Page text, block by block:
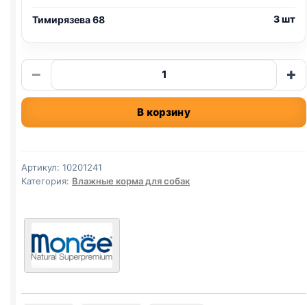
Тимирязева 68 3 шт
−
Количество
товара
Monge
б
УТКА)
400г
+
В корзину
Артикул: 10201241
Категория: Влажные корма для собак